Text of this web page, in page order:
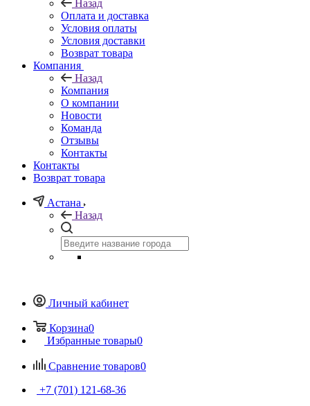
Назад
Оплата и доставка
Условия оплаты
Условия доставки
Возврат товара
Компания
Назад
Компания
О компании
Новости
Команда
Отзывы
Контакты
Контакты
Возврат товара
Астана
Назад
Личный кабинет
Корзина0
Избранные товары0
Сравнение товаров0
+7 (701) 121-68-36